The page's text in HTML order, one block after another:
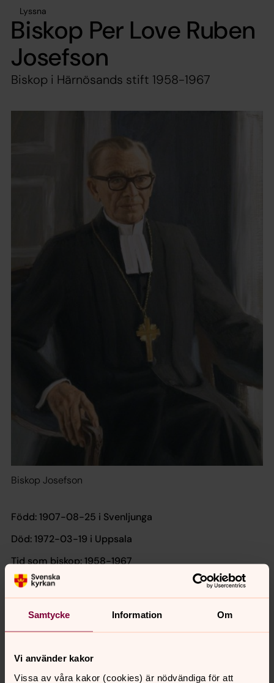
Samtycke Information Om
Vi använder kakor
Vissa av våra kakor (cookies) är nödvändiga för att
Lyssna
Biskop Per Love Ruben
Josefson
Biskop i Härnösands stift 1958-1967
Biskop Josefson
Född:1907-08-25 i Svenljunga
Död:1972-03-19 i Uppsala
Tid som biskop:1958-1967
Studerade i Borås
1935 Teol lic